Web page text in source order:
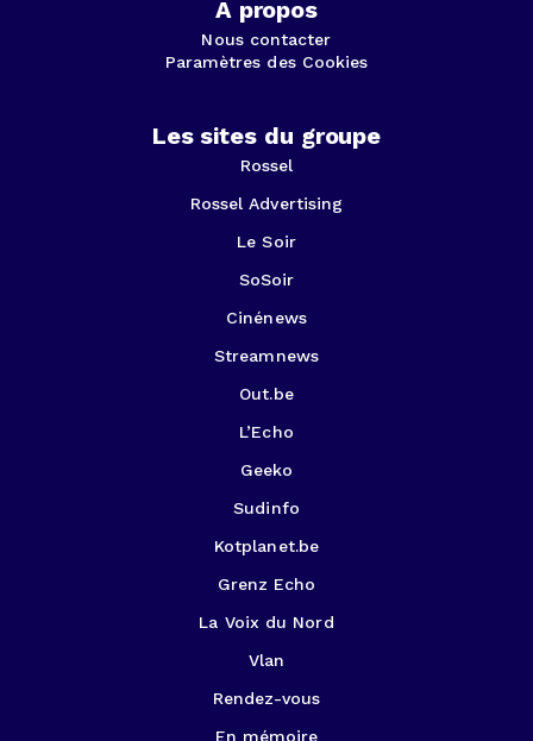
A propos
Nous contacter
Paramètres des Cookies
Les sites du groupe
Rossel
Rossel Advertising
Le Soir
SoSoir
Cinénews
Streamnews
Out.be
L’Echo
Geeko
Sudinfo
Kotplanet.be
Grenz Echo
La Voix du Nord
Vlan
Rendez-vous
En mémoire